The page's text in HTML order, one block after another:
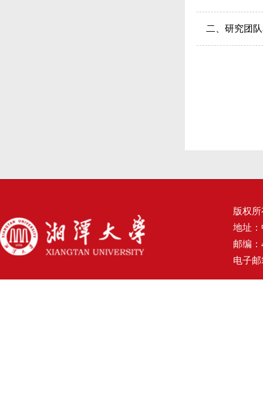
二、研究团
版权
地址
邮编：
电子邮